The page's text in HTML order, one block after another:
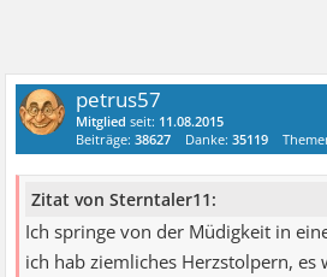
petrus57
Mitglied seit: 11.08.2015
Beiträge:38627 Danke:35119
Zitat von Sterntaler11:
Ich springe von der Müdigkeit in
ich hab ziemliches Herzstolpern, es